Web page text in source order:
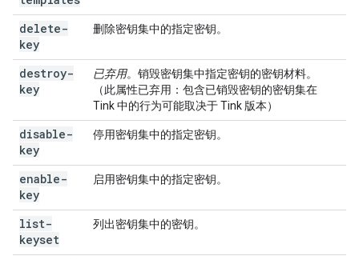
delete-
key
删除密钥集中的指定密钥。
destroy-
key
已弃用。销毁密钥集中指定密钥的密钥材料。
（此属性已弃用：包含已销毁密钥的密钥集在
Tink 中的行为可能取决于 Tink 版本）
disable-
key
停用密钥集中的指定密钥。
enable-
key
启用密钥集中的指定密钥。
list-
keyset
列出密钥集中的密钥。